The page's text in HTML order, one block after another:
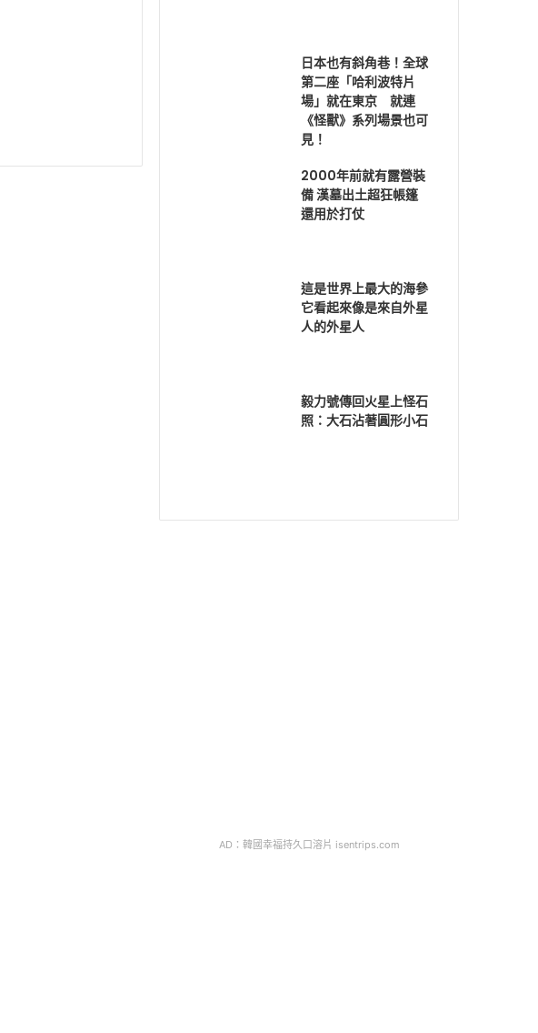
日本也有斜角巷！全球
第二座「哈利波特片
場」就在東京 就連
《怪獸》系列場景也可
見！
2000年前就有露營裝
備 漢墓出土超狂帳篷
還用於打仗
這是世界上最大的海參
它看起來像是來自外星
人的外星人
毅力號傳回火星上怪石
照：大石沾著圓形小石
AD：韓國幸福持久口溶片 isentrips.com